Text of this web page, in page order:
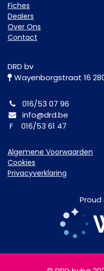
Fiche​s
Dealers
Over Ons
Contact
DRD bv
Wayenborgstraat 16
016/53 07 96
info@drd.be
F 016/53 61 47
Algemene Voorwaarden
Cookies
Privacyverklaring